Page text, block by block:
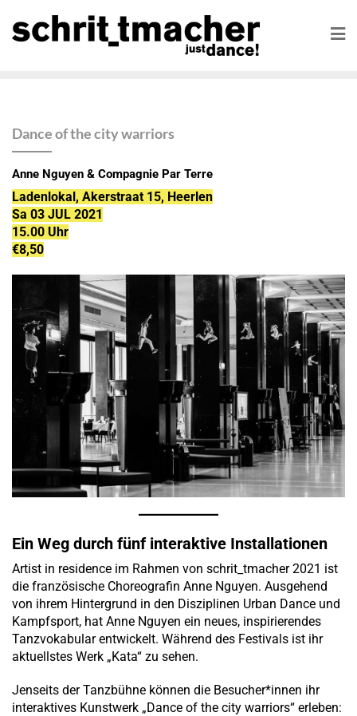
Dance of the city warriors
Anne Nguyen & Compagnie Par Terre
Ladenlokal, Akerstraat 15, Heerlen
Sa 03 JUL 2021
15.00 Uhr
€8,50
Ein Weg durch fünf interaktive Installationen
Artist in residence im Rahmen von schrit_tmacher 2021 ist
die französische Choreografin Anne Nguyen. Ausgehend
von ihrem Hintergrund in den Disziplinen Urban Dance und
Kampfsport, hat Anne Nguyen ein neues, inspirierendes
Tanzvokabular entwickelt. Während des Festivals ist ihr
aktuellstes Werk „Kata“ zu sehen.
Jenseits der Tanzbühne können die Besucher*innen ihr
interaktives Kunstwerk „Dance of the city warriors“ erleben: